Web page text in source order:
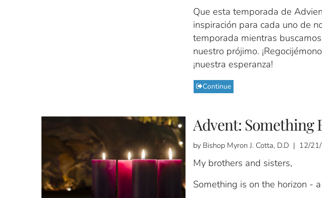
Que esta temporada de
inspiración para cada uno de
temporada mientras
nuestro prójimo.
¡nuestra esperanza!
Continue
Advent: Something
by Bishop Myron J. Cotta, D.D | 12/
My brothers and sisters,
Something is on the horizon -